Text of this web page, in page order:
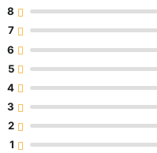
8
7
6
5
4
3
2
1